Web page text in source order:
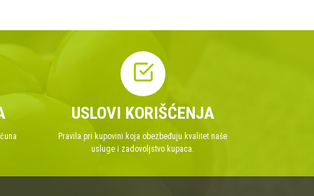
USLOVI KORIŠĆENJA
Pravila pri kupovini koja obezbeđuju kvalitet naše
usluge i zadovoljstvo kupaca.